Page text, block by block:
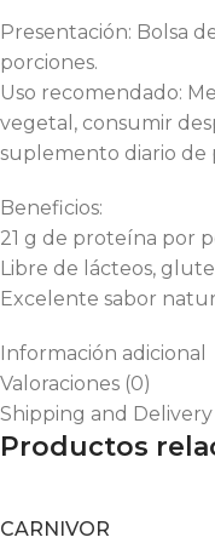
Presentación: Bolsa
porciones.
Uso recomendado:
vegetal, consumir
suplemento diario de
Beneficios:
21 g de proteína por
Libre de lácteos,
Excelente sabor
Información adicional
Valoraciones (0)
Shipping and Delivery
Productos
CARNIVOR